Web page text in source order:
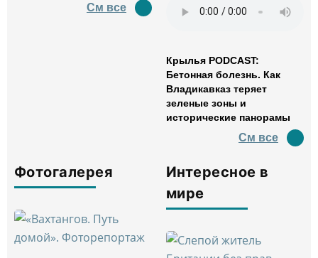
См все
Крылья PODCAST:
Бетонная болезнь. Как
Владикавказ теряет
зеленые зоны и
исторические панорамы
См все
Фотогалерея
Интересное в
мире